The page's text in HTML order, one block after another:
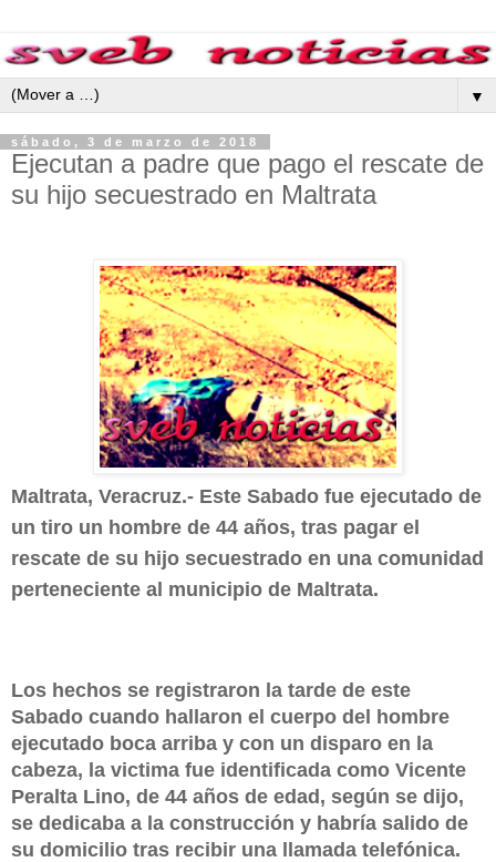
▼
sábado, 3 de marzo de 2018
Ejecutan a padre que pago el rescate de
su hijo secuestrado en Maltrata
Maltrata, Veracruz.- Este Sabado fue ejecutado de
un tiro un hombre de 44 años, tras pagar el
rescate de su hijo secuestrado en una comunidad
perteneciente al municipio de Maltrata.
Los hechos se registraron la tarde de este
Sabado cuando hallaron el cuerpo del hombre
ejecutado boca arriba y con un disparo en la
cabeza, la victima fue identificada como Vicente
Peralta Lino, de 44 años de edad, según se dijo,
se dedicaba a la construcción y habría salido de
su domicilio tras recibir una llamada telefónica.